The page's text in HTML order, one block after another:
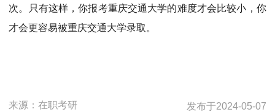
次。只有这样，你报考重庆交通大学的难度才会比较小，你
才会更容易被重庆交通大学录取。
来源：在职考研 发布于2024-05-07